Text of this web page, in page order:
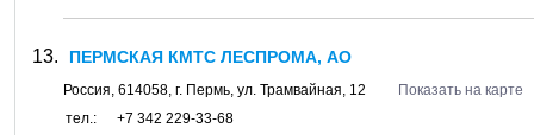
ПЕРМСКАЯ КМТС ЛЕСПРОМА, АО
Россия, 614058, г. Пермь, ул. Трамвайная, 12
Показать на карте
тел.:
+7 342 229-33-68